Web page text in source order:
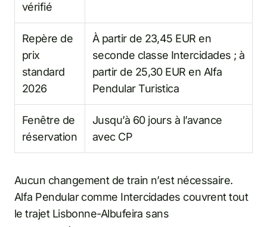
vérifié
Repère de
prix
standard
2026
À partir de 23,45 EUR en
seconde classe Intercidades ; à
partir de 25,30 EUR en Alfa
Pendular Turistica
Fenêtre de
réservation
Jusqu’à 60 jours à l’avance
avec CP
Aucun changement de train n’est nécessaire.
Alfa Pendular comme Intercidades couvrent tout
le trajet Lisbonne-Albufeira sans